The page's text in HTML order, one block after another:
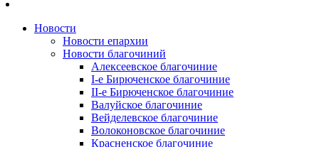
Новости
Новости епархии
Новости благочиний
Алексеевское благочиние
I-е Бирюченское благочиние
II-е Бирюченское благочиние
Валуйское благочиние
Вейделевское благочиние
Волоконовское благочиние
Красненское благочиние